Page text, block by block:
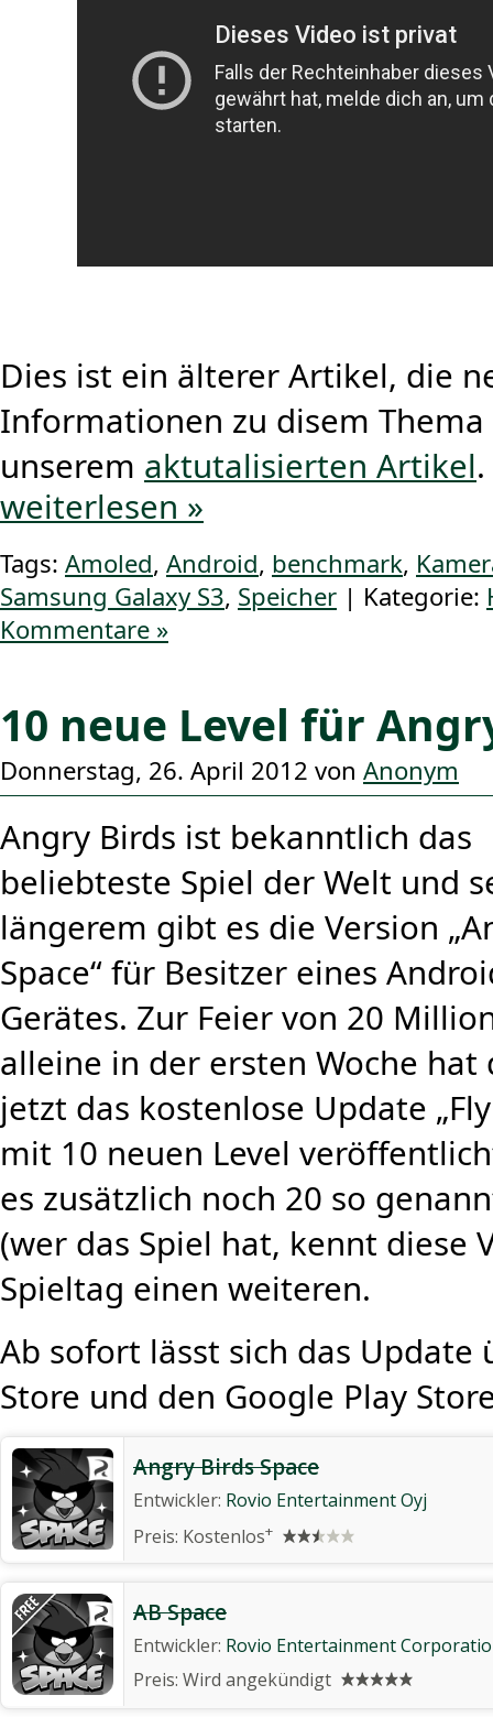
Dies ist ein älterer Artikel, die
Informationen zu disem
unserem aktutalisierten Artikel.
weiterlesen »
Tags: Amoled, Android, benchmark,
Samsung Galaxy S3, Speicher | Kategorie:
Kommentare »
10 neue Level für
Donnerstag, 26. April 2012 von Anonym
Angry Birds ist bekanntlich das
beliebteste Spiel der Welt und
längerem gibt es die Version
Space“ für Besitzer eines
Gerätes. Zur Feier von 20
alleine in der ersten Woche hat
jetzt das kostenlose Update
mit 10 neuen Level
es zusätzlich noch 20 so
(wer das Spiel hat, kennt diese
Spieltag einen weiteren.
Ab sofort lässt sich das Update
Store und den Google Play
Angry Birds Space
Entwickler: Rovio Entertainment Oyj
Preis: Kostenlos+
AB Space
Entwickler: Rovio Entertainment
Preis: Wird angekündigt